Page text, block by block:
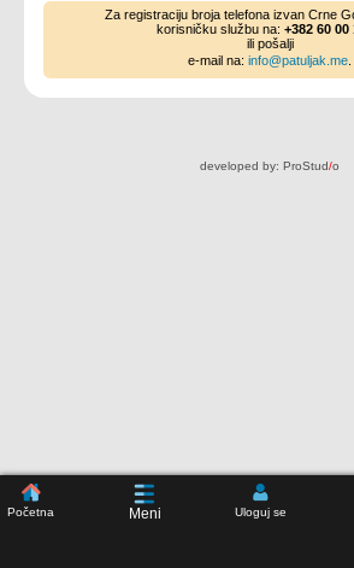
Početna Meni Uloguj se
Za registraciju broja telefona izvan Crne
korisničku službu na: +382 60 00
ili pošalji
e-mail na: info@patuljak.me
developed by: ProStud/o